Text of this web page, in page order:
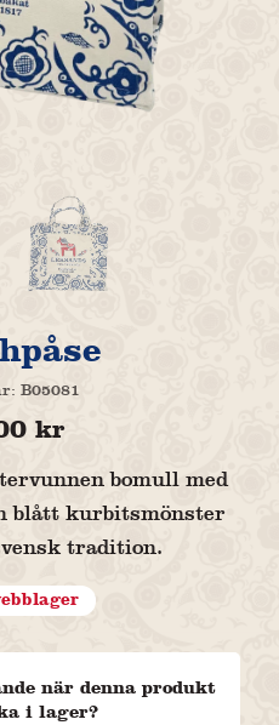
B05081
kr
bomull med
blått kurbitsmönster
tradition.
när denna produkt
i lager?